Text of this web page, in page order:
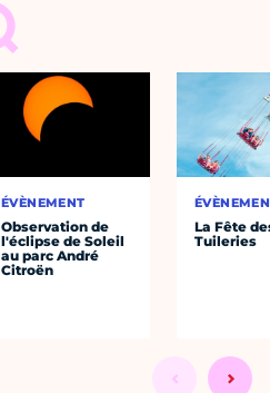
ÉVÈNEMENT
Observation de
l'éclipse de Soleil
au parc André
Citroën
La Fête
Tuileries